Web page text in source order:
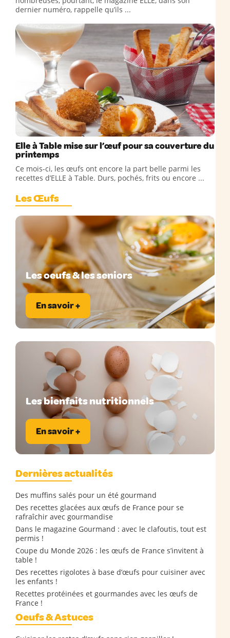
dernier numéro, rappelle qu’ils ...
Elle à Table mise sur l’œuf pour sa couverture du
printemps
Ce mois-ci, les œufs ont encore la part belle parmi les
recettes d’ELLE à Table. Durs, pochés, frits ou encore ...
Les Œufs
Les oeufs & les seniors
En savoir +
Les bienfaits nutritionnels
En savoir +
Dernières actualités
Des muffins salés pour un été gourmand
Des recettes glacées aux œufs de France pour se
rafraîchir avec gourmandise
Dans le magazine Gourmand : avec le clafoutis, tout est
permis !
Coupe du Monde 2026 : les œufs de France s’invitent à
table !
Des recettes rigolotes à base d’œufs pour cuisiner avec
les enfants !
Recettes protéinées et gourmandes avec les œufs de
France !
Oeufs & Astuces